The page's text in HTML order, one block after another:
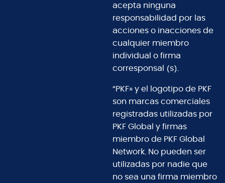
acepta ninguna
responsabilidad por las
acciones o inacciones de
cualquier miembro
individual o firma
corresponsal (s).
“PKF» y el logotipo de PKF
son marcas comerciales
registradas utilizadas por
PKF Global y firmas
miembro de PKF Global
Network. No pueden ser
utilizadas por nadie que
no sea una firma miembro